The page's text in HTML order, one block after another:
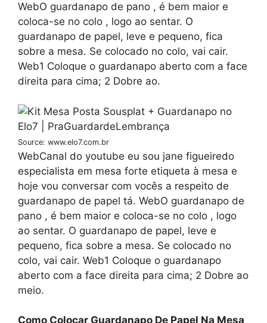
WebO guardanapo de pano , é bem maior e
coloca-se no colo , logo ao sentar. O
guardanapo de papel, leve e pequeno, fica
sobre a mesa. Se colocado no colo, vai cair.
Web1 Coloque o guardanapo aberto com a face
direita para cima; 2 Dobre ao.
Source: www.elo7.com.br
WebCanal do youtube eu sou jane figueiredo
especialista em mesa forte etiqueta à mesa e
hoje vou conversar com vocês a respeito de
guardanapo de papel tá. WebO guardanapo de
pano , é bem maior e coloca-se no colo , logo
ao sentar. O guardanapo de papel, leve e
pequeno, fica sobre a mesa. Se colocado no
colo, vai cair. Web1 Coloque o guardanapo
aberto com a face direita para cima; 2 Dobre ao
meio.
Como Colocar Guardanapo De Papel Na Mesa